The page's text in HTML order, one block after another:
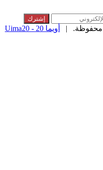
أويما 20 - Uima20